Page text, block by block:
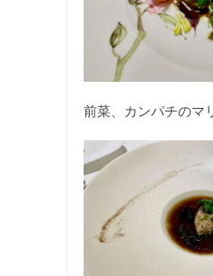
前菜、カンパチのマ